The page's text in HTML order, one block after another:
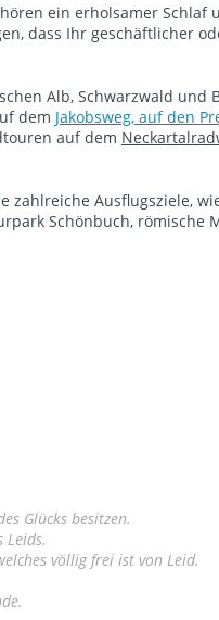
ein erholsamer
dass Ihr geschäftlicher
Alb, Schwarzwald
dem Jakobsweg, aufden
auf dem
Ausflugsziele,
Schönbuch, römische
Glücks besitzen.
Leids.
völlig frei ist von Leid.